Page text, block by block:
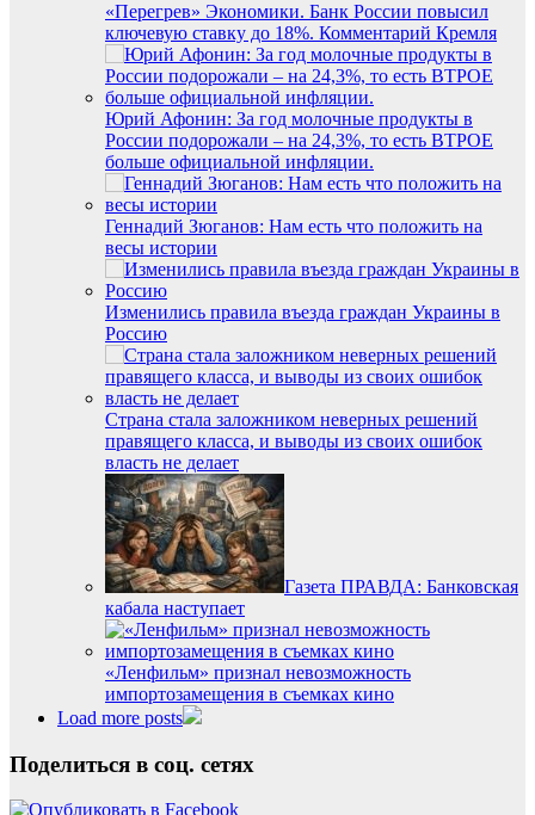
«Перегрев» Экономики. Банк России повысил
ключевую ставку до 18%. Комментарий Кремля
Юрий Афонин: За год молочные продукты в
России подорожали – на 24,3%, то есть ВТРОЕ
больше официальной инфляции.
Геннадий Зюганов: Нам есть что положить на
весы истории
Изменились правила въезда граждан Украины в
Россию
Страна стала заложником неверных решений
правящего класса, и выводы из своих ошибок
власть не делает
Газета ПРАВДА: Банковская
кабала наступает
«Ленфильм» признал невозможность
импортозамещения в съемках кино
Load more posts
Поделиться в соц. сетях